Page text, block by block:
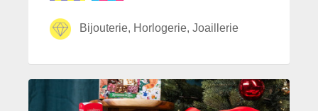
Bijouterie, Horlogerie, Joaillerie